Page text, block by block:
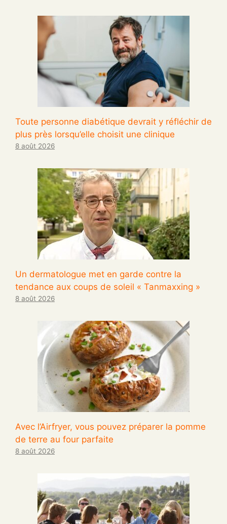
Toute personne diabétique devrait y réfléchir de
plus près lorsqu’elle choisit une clinique
8 août 2026
Un dermatologue met en garde contre la
tendance aux coups de soleil « Tanmaxxing »
8 août 2026
Avec l’Airfryer, vous pouvez préparer la pomme
de terre au four parfaite
8 août 2026